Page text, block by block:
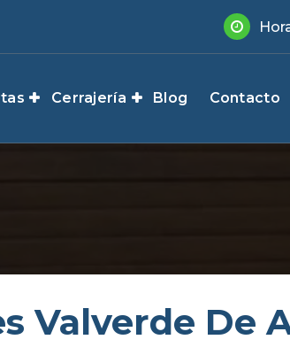
Cerrajería Blog Contacto
Valverde De